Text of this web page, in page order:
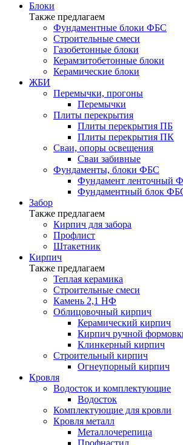
Блоки
Также предлагаем
Фундаментные блоки ФБС
Строительные смеси
Газобетонные блоки
Керамзитобетонные блоки
Керамические блоки
ЖБИ
Перемычки, прогоны
Перемычки
Плиты перекрытия
Плиты перекрытия ПБ
Плиты перекрытия ПК
Сваи, опоры освещения
Сваи забивные
Фундаменты, блоки ФБС
Фундамент ленточный
Фундаментный блок
Забор
Также предлагаем
Кирпич для забора
Профлист
Штакетник
Кирпич
Также предлагаем
Теплая керамика
Строительные смеси
Камень 2,1 НФ
Облицовочный кирпич
Керамический кирпич
Кирпич ручной
Клинкерный кирпич
Строительный кирпич
Огнеупорный кирпич
Кровля
Водосток и комплектующие
Водосток
Комплектующие для кровли
Кровля металл
Металлочерепица
Профнастил